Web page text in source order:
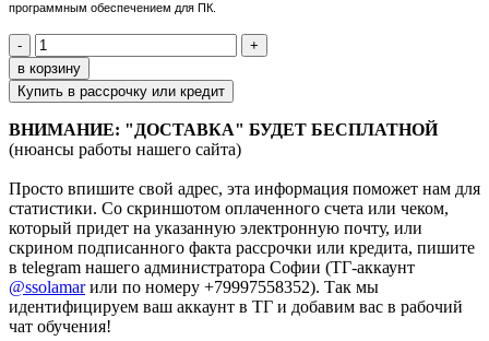
программным обеспечением для ПК.
-
+
в корзину
Купить в рассрочку или кредит
ВНИМАНИЕ: "ДОСТАВКА" БУДЕТ БЕСПЛАТНОЙ
(нюансы работы нашего сайта)
Просто впишите свой адрес, эта информация поможет нам для
статистики. Со скриншотом оплаченного счета или чеком,
который придет на указанную электронную почту, или
скрином подписанного факта рассрочки или кредита, пишите
в telegram нашего администратора Софии (ТГ-аккаунт
@ssolamarили по номеру +79997558352). Так мы
идентифицируем ваш аккаунт в ТГ и добавим вас в рабочий
чат обучения!